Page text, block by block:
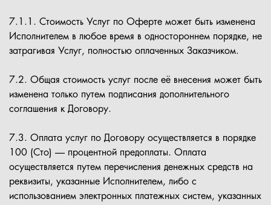
7.1.1. Стоимость Услуг по Оферте может быть изменена
Исполнителем в любое время в одностороннем порядке, не
затрагивая Услуг, полностью оплаченных Заказчиком.
7.2. Общая стоимость услуг после её внесения может быть
изменена только путем подписания дополнительного
соглашения к Договору.
7.3. Оплата услуг по Договору осуществляется в порядке
100 (Сто) — процентной предоплаты. Оплата
осуществляется путем перечисления денежных средств на
реквизиты, указанные Исполнителем, либо с
использованием электронных платежных систем, указанных